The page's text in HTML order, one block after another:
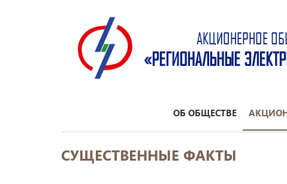
АКЦИОНЕРНОЕ
«РЕГИОНАЛЬНЫЕ
ОБ ОБЩЕСТВЕ
СУЩЕСТВЕННЫЕ ФАКТЫ